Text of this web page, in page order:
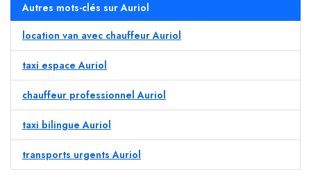
Autres mots-clés sur Auriol
location van avec chauffeur Auriol
taxi espace Auriol
chauffeur professionnel Auriol
taxi bilingue Auriol
transports urgents Auriol